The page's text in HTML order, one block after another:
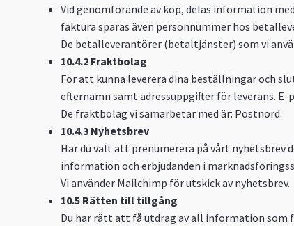
Vid genomförande av köp, delas information
faktura sparas även personnummer hos
De betalleverantörer (betaltjänster) som vi
10.4.2 Fraktbolag
För att kunna leverera dina beställningar och
efternamn samt adressuppgifter för leverans.
De fraktbolag vi samarbetar med är: Postnord.
10.4.3 Nyhetsbrev
Har du valt att prenumerera på vårt nyhetsbrev
information och erbjudanden i
Vi använder Mailchimp för utskick av nyhetsbrev.
10.5 Rätten till tillgång
Du har rätt att få utdrag av all information som